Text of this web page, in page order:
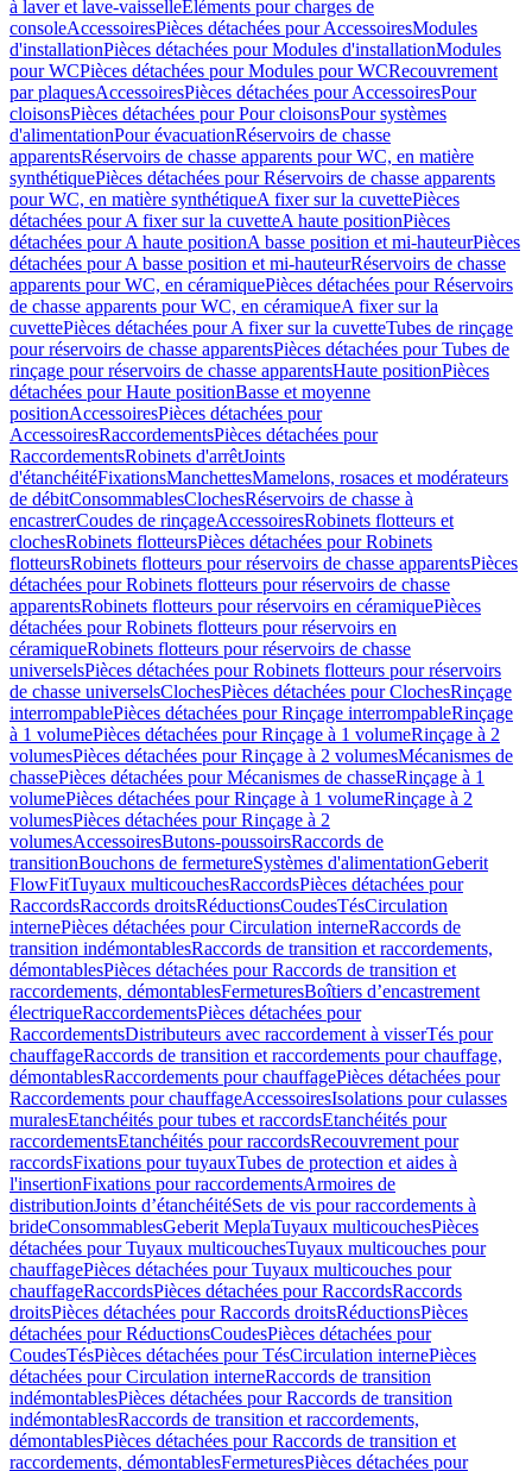
à laver et lave-vaisselleEléments pour charges de
consoleAccessoiresPièces détachées pour AccessoiresModules
d'installationPièces détachées pour Modules d'installationModules
pour WCPièces détachées pour Modules pour WCRecouvrement
par plaquesAccessoiresPièces détachées pour AccessoiresPour
cloisonsPièces détachées pour Pour cloisonsPour systèmes
d'alimentationPour évacuationRéservoirs de chasse
apparentsRéservoirs de chasse apparents pour WC, en matière
synthétiquePièces détachées pour Réservoirs de chasse apparents
pour WC, en matière synthétiqueA fixer sur la cuvettePièces
détachées pour A fixer sur la cuvetteA haute positionPièces
détachées pour A haute positionA basse position et mi-hauteurPièces
détachées pour A basse position et mi-hauteurRéservoirs de chasse
apparents pour WC, en céramiquePièces détachées pour Réservoirs
de chasse apparents pour WC, en céramiqueA fixer sur la
cuvettePièces détachées pour A fixer sur la cuvetteTubes de rinçage
pour réservoirs de chasse apparentsPièces détachées pour Tubes de
rinçage pour réservoirs de chasse apparentsHaute positionPièces
détachées pour Haute positionBasse et moyenne
positionAccessoiresPièces détachées pour
AccessoiresRaccordementsPièces détachées pour
RaccordementsRobinets d'arrêtJoints
d'étanchéitéFixationsManchettesMamelons, rosaces et modérateurs
de débitConsommablesClochesRéservoirs de chasse à
encastrerCoudes de rinçageAccessoiresRobinets flotteurs et
clochesRobinets flotteursPièces détachées pour Robinets
flotteursRobinets flotteurs pour réservoirs de chasse apparentsPièces
détachées pour Robinets flotteurs pour réservoirs de chasse
apparentsRobinets flotteurs pour réservoirs en céramiquePièces
détachées pour Robinets flotteurs pour réservoirs en
céramiqueRobinets flotteurs pour réservoirs de chasse
universelsPièces détachées pour Robinets flotteurs pour réservoirs
de chasse universelsClochesPièces détachées pour ClochesRinçage
interrompablePièces détachées pour Rinçage interrompableRinçage
à 1 volumePièces détachées pour Rinçage à 1 volumeRinçage à 2
volumesPièces détachées pour Rinçage à 2 volumesMécanismes de
chassePièces détachées pour Mécanismes de chasseRinçage à 1
volumePièces détachées pour Rinçage à 1 volumeRinçage à 2
volumesPièces détachées pour Rinçage à 2
volumesAccessoiresButons-poussoirsRaccords de
transitionBouchons de fermetureSystèmes d'alimentationGeberit
FlowFitTuyaux multicouchesRaccordsPièces détachées pour
RaccordsRaccords droitsRéductionsCoudesTésCirculation
internePièces détachées pour Circulation interneRaccords de
transition indémontablesRaccords de transition et raccordements,
démontablesPièces détachées pour Raccords de transition et
raccordements, démontablesFermeturesBoîtiers d’encastrement
électriqueRaccordementsPièces détachées pour
RaccordementsDistributeurs avec raccordement à visserTés pour
chauffageRaccords de transition et raccordements pour chauffage,
démontablesRaccordements pour chauffagePièces détachées pour
Raccordements pour chauffageAccessoiresIsolations pour culasses
muralesEtanchéités pour tubes et raccordsEtanchéités pour
raccordementsEtanchéités pour raccordsRecouvrement pour
raccordsFixations pour tuyauxTubes de protection et aides à
l'insertionFixations pour raccordementsArmoires de
distributionJoints d’étanchéitéSets de vis pour raccordements à
brideConsommablesGeberit MeplaTuyaux multicouchesPièces
détachées pour Tuyaux multicouchesTuyaux multicouches pour
chauffagePièces détachées pour Tuyaux multicouches pour
chauffageRaccordsPièces détachées pour RaccordsRaccords
droitsPièces détachées pour Raccords droitsRéductionsPièces
détachées pour RéductionsCoudesPièces détachées pour
CoudesTésPièces détachées pour TésCirculation internePièces
détachées pour Circulation interneRaccords de transition
indémontablesPièces détachées pour Raccords de transition
indémontablesRaccords de transition et raccordements,
démontablesPièces détachées pour Raccords de transition et
raccordements, démontablesFermeturesPièces détachées pour